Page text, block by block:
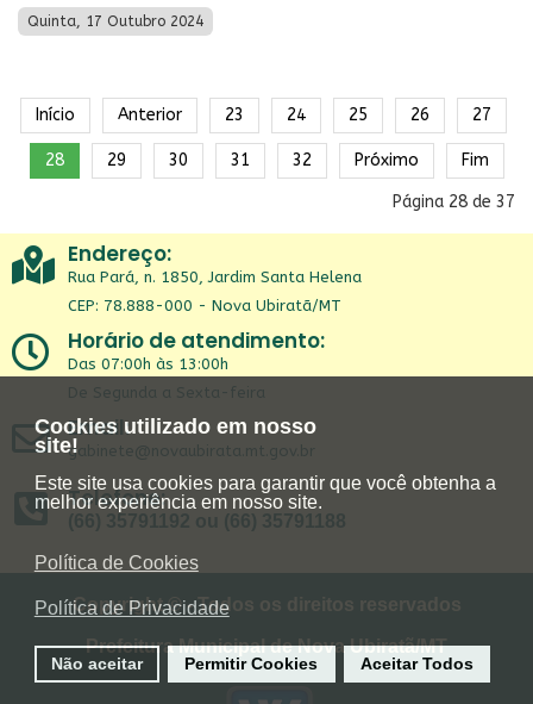
Cookies utilizado em nosso
site!
Este site usa cookies para garantir que você obtenha a
melhor experiência em nosso site.
Política de Cookies
Política de Privacidade
Não aceitar Permitir Cookies Aceitar Todos
Quinta, 17 Outubro 2024
Início Anterior 23 24 25 26 27
28 29 30 31 32 Próximo Fim
Página 28 de 37
Endereço:
Rua Pará, n. 1850, Jardim Santa Helena
CEP: 78.888-000 - Nova Ubiratã/MT
Horário de atendimento:
Das 07:00h às 13:00h
De Segunda a Sexta-feira
Email:
gabinete@novaubirata.mt.gov.br
Telefone:
(66) 35791192 ou (66) 35791188
Copyright © - Todos os direitos reservados
Prefeitura Municipal de Nova Ubiratã/MT